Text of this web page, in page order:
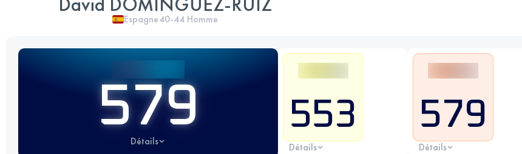
Espagne40-44 Homme
579
Détails
553
Détails
579
Détails